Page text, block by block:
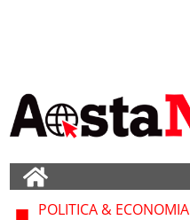
POLITICA & ECONOMIA